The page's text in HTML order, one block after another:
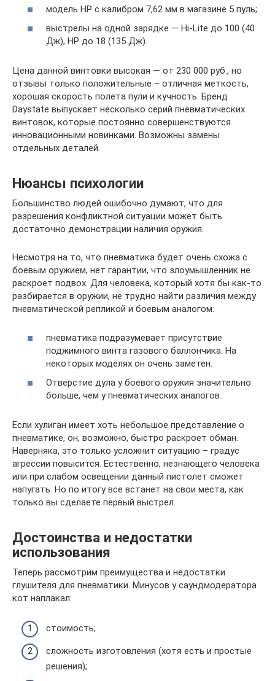
модель НР с калибром 7,62 мм в магазине 5 пуль;
выстрелы на одной зарядке — Hi-Lite до 100 (40
Дж), НР до 18 (135 Дж).
Цена данной винтовки высокая — от 230 000 руб., но
отзывы только положительные – отличная меткость,
хорошая скорость полета пули и кучность. Бренд
Daystate выпускает несколько серий пневматических
винтовок, которые постоянно совершенствуются
инновационными новинками. Возможны замены
отдельных деталей.
Нюансы психологии
Большинство людей ошибочно думают, что для
разрешения конфликтной ситуации может быть
достаточно демонстрации наличия оружия.
Несмотря на то, что пневматика будет очень схожа с
боевым оружием, нет гарантии, что злоумышленник не
раскроет подвох. Для человека, который хотя бы как-то
разбирается в оружии, не трудно найти различия между
пневматической репликой и боевым аналогом:
пневматика подразумевает присутствие
поджимного винта газового баллончика. На
некоторых моделях он очень заметен.
Отверстие дула у боевого оружия значительно
больше, чем у пневматических аналогов.
Если хулиган имеет хоть небольшое представление о
пневматике, он, возможно, быстро раскроет обман.
Наверняка, это только усложнит ситуацию – градус
агрессии повысится. Естественно, незнающего человека
или при слабом освещении данный пистолет сможет
напугать. Но по итогу все встанет на свои места, как
только вы сделаете первый выстрел.
Достоинства и недостатки
использования
Теперь рассмотрим преимущества и недостатки
глушителя для пневматики. Минусов у саундмодератора
кот наплакал:
стоимость;
сложность изготовления (хотя есть и простые
решения);